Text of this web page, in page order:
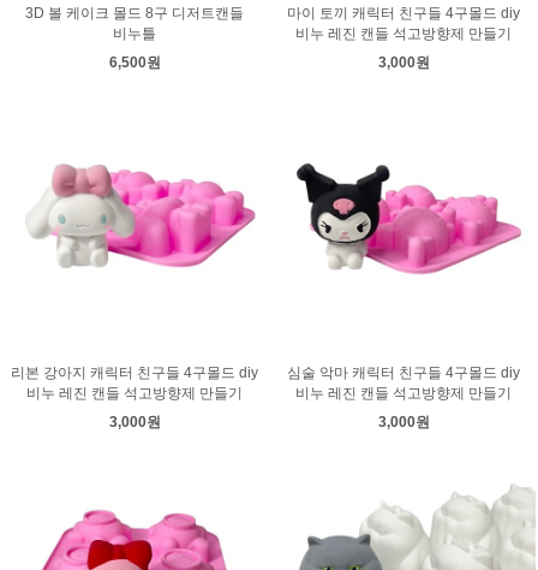
3D 볼 케이크 몰드 8구 디저트캔들
비누틀
6,500원
마이 토끼 캐릭터 친구들 4구몰드 diy
비누 레진 캔들 석고방향제 만들기
3,000원
리본 강아지 캐릭터 친구들 4구몰드 diy
비누 레진 캔들 석고방향제 만들기
3,000원
심술 악마 캐릭터 친구들 4구몰드 diy
비누 레진 캔들 석고방향제 만들기
3,000원